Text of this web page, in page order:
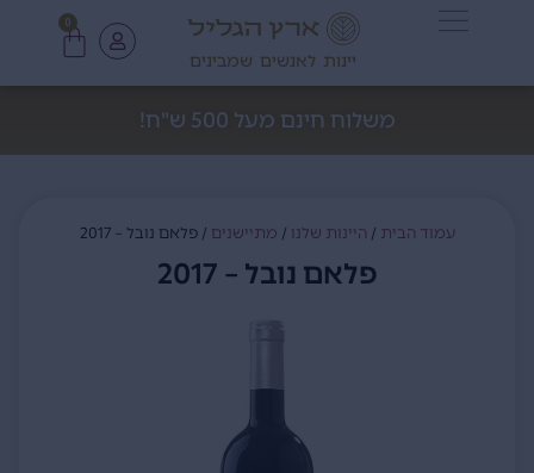
יינות לאנשים שמבינים
0
משלוח חינם מעל 500 ש"ח!
עמוד הבית / היינות שלנו / מתיישנים / פלאם נובל – 2017
פלאם נובל – 2017